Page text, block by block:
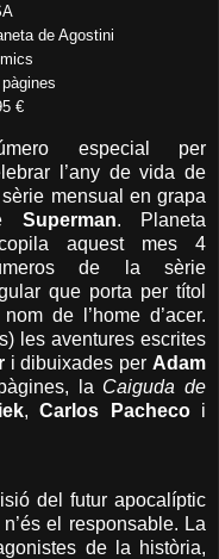
de Agostini
€
especial per
l’any de vida de
sèrie mensual en grapa
Superman. Planeta
aquest mes 4
de la sèrie
que porta per títol
de l’home d’acer.
les aventures escrites
i dibuixades per Adam
la Caiguda de
,Carlos Pachecoi
del futur apocalíptic
el responsable. La
de la història,